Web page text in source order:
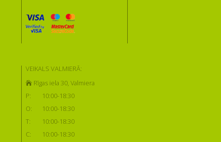
VEIKALS VALMIERĀ:
Rīgas iela 30, Valmiera
P:
10:00-18:30
O:
10:00-18:30
T:
10:00-18:30
C:
10:00-18:30